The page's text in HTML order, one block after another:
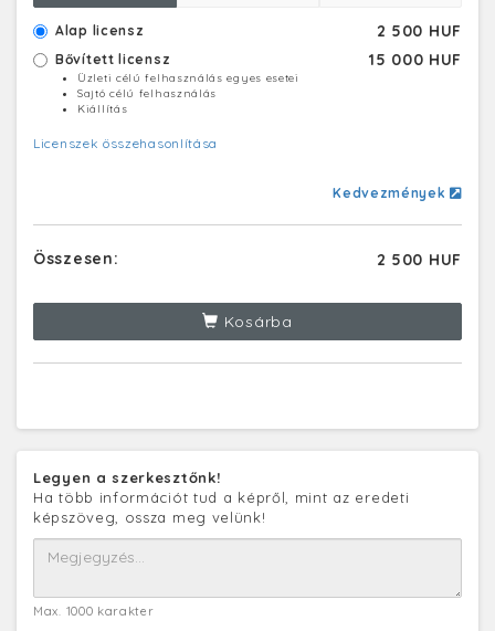
Alap licensz 2 500 HUF
Bővített licensz 15 000 HUF
Üzleti célú felhasználás egyes esetei
Sajtó célú felhasználás
Kiállítás
Licenszek összehasonlítása
Kedvezmények
Összesen: 2 500 HUF
Kosárba
Legyen a szerkesztőnk!
Ha több információt tud a képről, mint az eredeti
képszöveg, ossza meg velünk!
Max. 1000 karakter